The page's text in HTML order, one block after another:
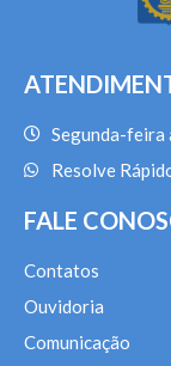
Segunda-feira
Resolve
FALE
Contatos
Ouvidoria
Comunicação